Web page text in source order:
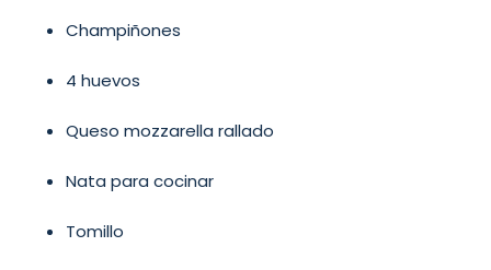
Champiñones
4 huevos
Queso mozzarella rallado
Nata para cocinar
Tomillo